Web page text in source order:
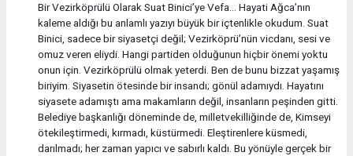
Bir Vezirköprülü Olarak Suat Binici’ye Vefa… Hayati Ağca’nın
kaleme aldığı bu anlamlı yazıyı büyük bir içtenlikle okudum. Suat
Binici, sadece bir siyasetçi değil; Vezirköprü’nün vicdanı, sesi ve
omuz veren eliydi. Hangi partiden olduğunun hiçbir önemi yoktu
onun için. Vezirköprülü olmak yeterdi. Ben de bunu bizzat yaşamış
biriyim. Siyasetin ötesinde bir insandı; gönül adamıydı. Hayatını
siyasete adamıştı ama makamların değil, insanların peşinden gitti.
Belediye başkanlığı döneminde de, milletvekilliğinde de, Kimseyi
ötekileştirmedi, kırmadı, küstürmedi. Eleştirenlere küsmedi,
darılmadı; her zaman yapıcı ve sabırlı kaldı. Bu yönüyle gerçek bir